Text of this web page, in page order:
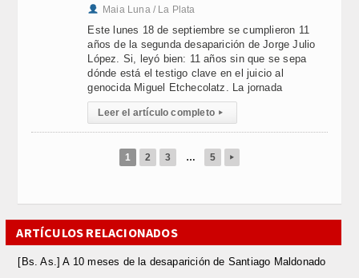
Maia Luna / La Plata
Este lunes 18 de septiembre se cumplieron 11
años de la segunda desaparición de Jorge Julio
López. Si, leyó bien: 11 años sin que se sepa
dónde está el testigo clave en el juicio al
genocida Miguel Etchecolatz. La jornada
Leer el artículo completo ▸
1 2 3 … 5 ▸
ARTÍCULOS RELACIONADOS
[Bs. As.] A 10 meses de la desaparición de Santiago Maldonado